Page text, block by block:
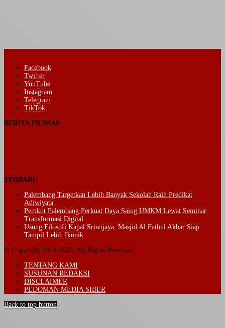
Facebook
Twitter
YouTube
Instagram
Telegram
TikTok
BERITA PILIHAN
TERBARU
Palembang Targetkan Lebih Banyak Sekolah Raih Predikat
Adiwiyata
Pemkot Palembang Perkuat Daya Saing UMKM Lewat Seminar
Transformasi Digital
Usung Filosofi Kapal Sriwijaya, Masjid Al Fathul Akbar Siap
Tampil Lebih Ikonik
© Copyright 2014-2026, All Rights Reserved
TENTANG KAMI
SUSUNAN REDAKSI
DISCLAIMER
PEDOMAN MEDIA SIBER
Back to top button